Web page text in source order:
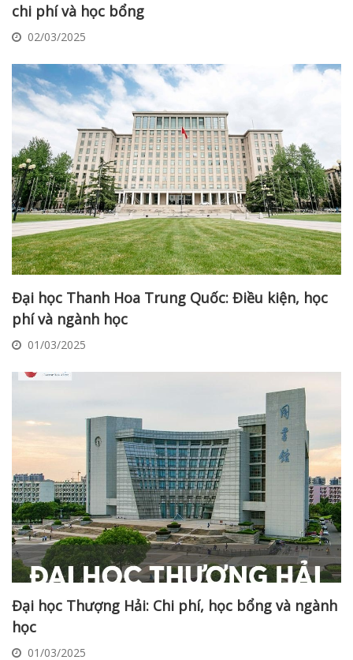
chi phí và học bổng
02/03/2025
Đại học Thanh Hoa Trung Quốc: Điều kiện, học
phí và ngành học
01/03/2025
Đại học Thượng Hải: Chi phí, học bổng và ngành
học
01/03/2025